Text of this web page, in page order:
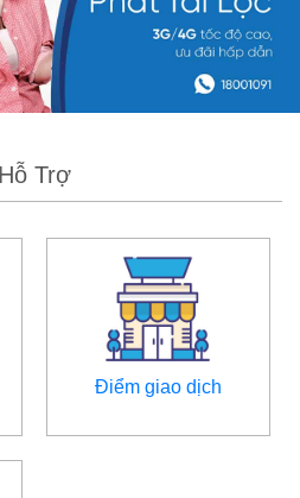
Hỗ Trợ
Điểm giao dịch